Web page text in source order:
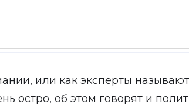
или как эксперты
остро, об этом говорят и